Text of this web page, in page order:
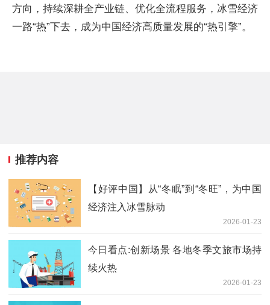
方向，持续深耕全产业链、优化全流程服务，冰雪经济
一路“热”下去，成为中国经济高质量发展的“热引擎”。
推荐内容
【好评中国】从“冬眠”到“冬旺”，为中国
经济注入冰雪脉动
2026-01-23
今日看点:创新场景 各地冬季文旅市场持
续火热
2026-01-23